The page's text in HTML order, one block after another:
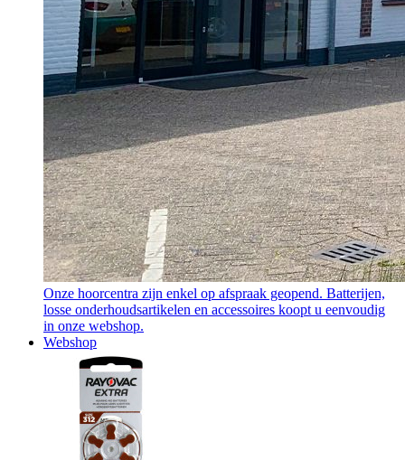
Onze hoorcentra zijn enkel op afspraak geopend. Batterijen,
losse onderhoudsartikelen en accessoires koopt u eenvoudig
in onze webshop.
Webshop